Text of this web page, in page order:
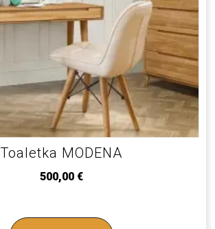
Toaletka MODENA
500,00 €